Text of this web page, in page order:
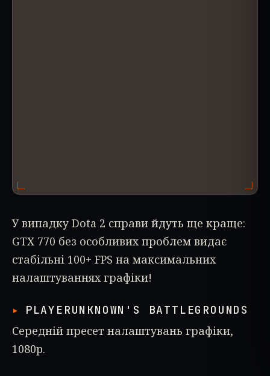
У випадку Dota 2 справи йдуть ще краще:
GTX 770 без особливих проблем видає
стабільні 100+ FPS на максимальних
налаштуваннях графіки!
PLAYERUNKNOWN'S BATTLEGROUNDS
Середній пресет налаштувань графіки,
1080p.